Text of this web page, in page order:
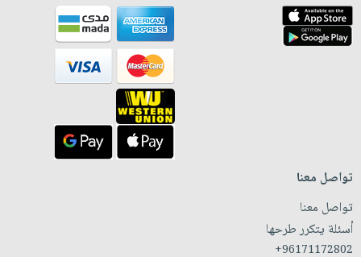
تواصل معنا
تواصل معنا
أسئلة يتكرر طرحها
+96171172802